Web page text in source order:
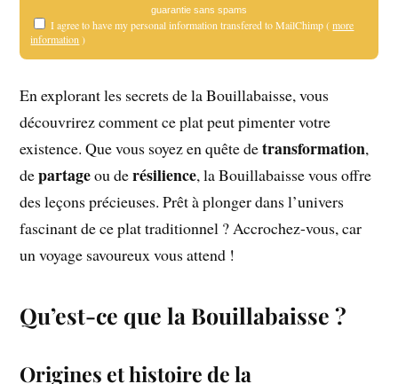
guarantie sans spams
I agree to have my personal information transfered to MailChimp (more
information)
En explorant les secrets de la Bouillabaisse, vous
découvrirez comment ce plat peut pimenter votre
existence. Que vous soyez en quête detransformation,
departageou derésilience, la Bouillabaisse vous offre
des leçons précieuses. Prêt à plonger dans l’univers
fascinant de ce plat traditionnel ? Accrochez-vous, car
un voyage savoureux vous attend !
Qu’est-ce que la Bouillabaisse ?
Origines et histoire de la